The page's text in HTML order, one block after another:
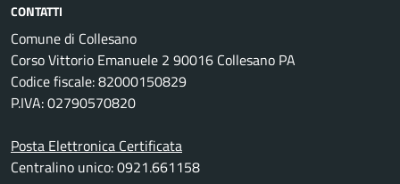
CONTATTI
Comune di Collesano
Corso Vittorio Emanuele 2 90016 Collesano PA
Codice fiscale: 82000150829
P.IVA: 02790570820
Posta Elettronica Certificata
Centralino unico: 0921.661158